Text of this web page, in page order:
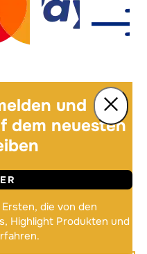
und
dem neuesten
die von den
Highlight Produkten und